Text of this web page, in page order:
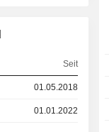
Seit
01.05.2018
01.01.2022